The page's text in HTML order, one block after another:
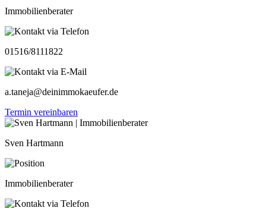
Immobilienberater
01516/8111822
a.taneja@deinimmokaeufer.de
Termin vereinbaren
Sven Hartmann
Immobilienberater